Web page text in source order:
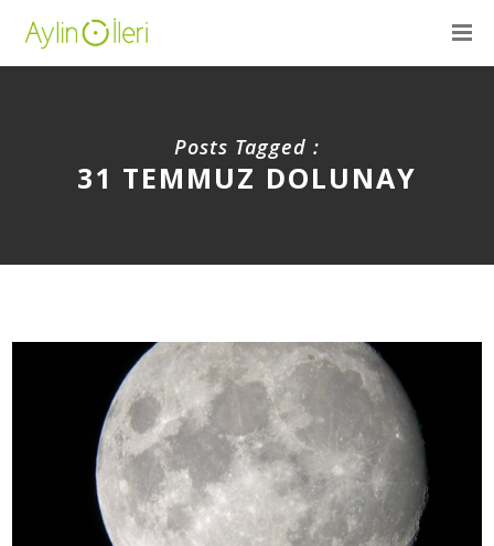
Posts Tagged :
31 TEMMUZ DOLUNAY